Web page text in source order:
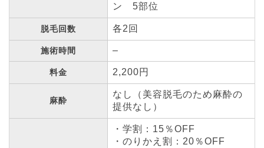
ン 5部位
脱毛回数 各2回
施術時間 –
料金 2,200円
麻酔
なし（美容脱毛のため麻酔の
提供なし）
・学割：15％OFF
・のりかえ割：20％OFF